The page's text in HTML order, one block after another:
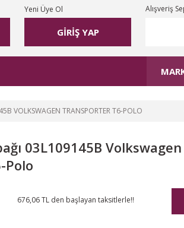
GİRİŞ YAP
Yeni Üye Ol Alışveriş
VOLKSWAGEN TRANSPORTER T6-POLO
03L109145B Volkswagen
Polo
676,06 TL den başlayan taksitlerle!!